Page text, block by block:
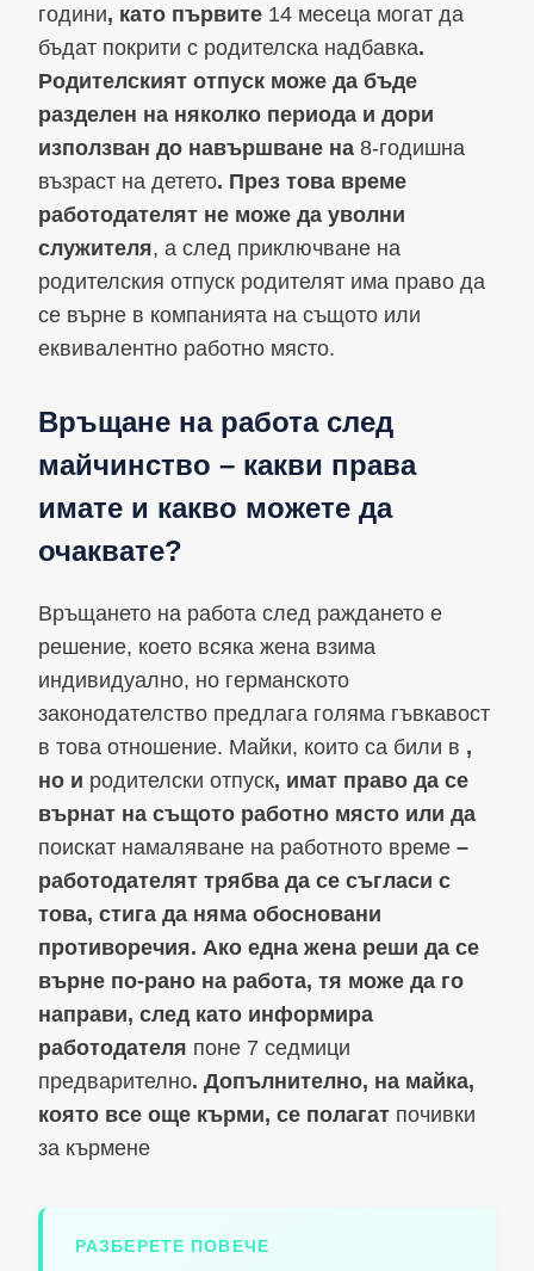
години, като първите 14 месеца могат да
бъдат покрити с родителска надбавка.
Родителският отпуск може да бъде
разделен на няколко периода и дори
използван до навършване на 8-годишна
възраст на детето. През това време
работодателят не може да уволни
служителя, а след приключване на
родителския отпуск родителят има право да
се върне в компанията на същото или
еквивалентно работно място.
Връщане на работа след
майчинство – какви права
имате и какво можете да
очаквате?
Връщането на работа след раждането е
решение, което всяка жена взима
индивидуално, но германското
законодателство предлага голяма гъвкавост
в това отношение. Майки, които са били в ,
но и родителски отпуск, имат право да се
върнат на същото работно място или да
поискат намаляване на работното време –
работодателят трябва да се съгласи с
това, стига да няма обосновани
противоречия. Ако една жена реши да се
върне по-рано на работа, тя може да го
направи, след като информира
работодателя поне 7 седмици
предварително. Допълнително, на майка,
която все още кърми, се полагат почивки
за кърмене
РАЗБЕРЕТЕ ПОВЕЧЕ